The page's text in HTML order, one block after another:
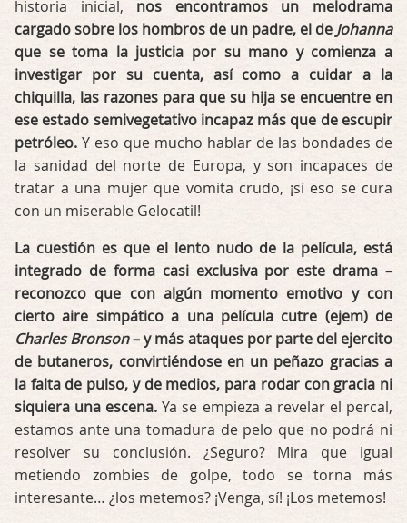
historia inicial, nos encontramos un melodrama
cargado sobre los hombros de un padre, el de Johanna
que se toma la justicia por su mano y comienza a
investigar por su cuenta, así como a cuidar a la
chiquilla, las razones para que su hija se encuentre en
ese estado semivegetativo incapaz más que de escupir
petróleo. Y eso que mucho hablar de las bondades de
la sanidad del norte de Europa, y son incapaces de
tratar a una mujer que vomita crudo, ¡sí eso se cura
con un miserable Gelocatil!
La cuestión es que el lento nudo de la película, está
integrado de forma casi exclusiva por este drama –
reconozco que con algún momento emotivo y con
cierto aire simpático a una película cutre (ejem) de
Charles Bronson– y más ataques por parte del ejercito
de butaneros, convirtiéndose en un peñazo gracias a
la falta de pulso, y de medios, para rodar con gracia ni
siquiera una escena. Ya se empieza a revelar el percal,
estamos ante una tomadura de pelo que no podrá ni
resolver su conclusión. ¿Seguro? Mira que igual
metiendo zombies de golpe, todo se torna más
interesante… ¿los metemos? ¡Venga, sí! ¡Los metemos!